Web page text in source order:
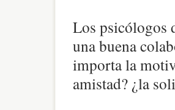
Los psicólogos
una buena
importa la
amistad? ¿la